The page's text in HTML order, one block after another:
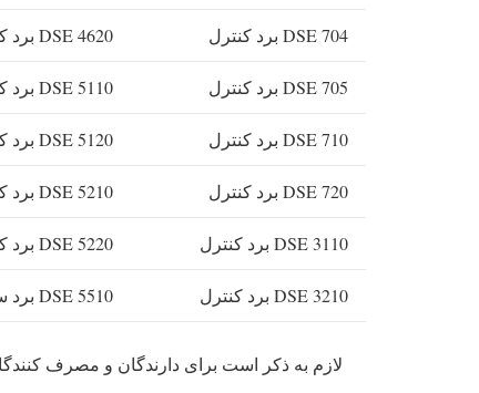
DSE 704 برد کنترل DSE 4620 برد کنترل
DSE 705 برد کنترل DSE 5110 برد کنترل
DSE 710 برد کنترل DSE 5120 برد کنترل
DSE 720 برد کنترل DSE 5210 برد کنترل
DSE 3110 برد کنترل DSE 5220 برد کنترل
DSE 3210 برد کنترل DSE 5510 برد سنکرون
لازم به ذکر است برای دارندگان و مصرف